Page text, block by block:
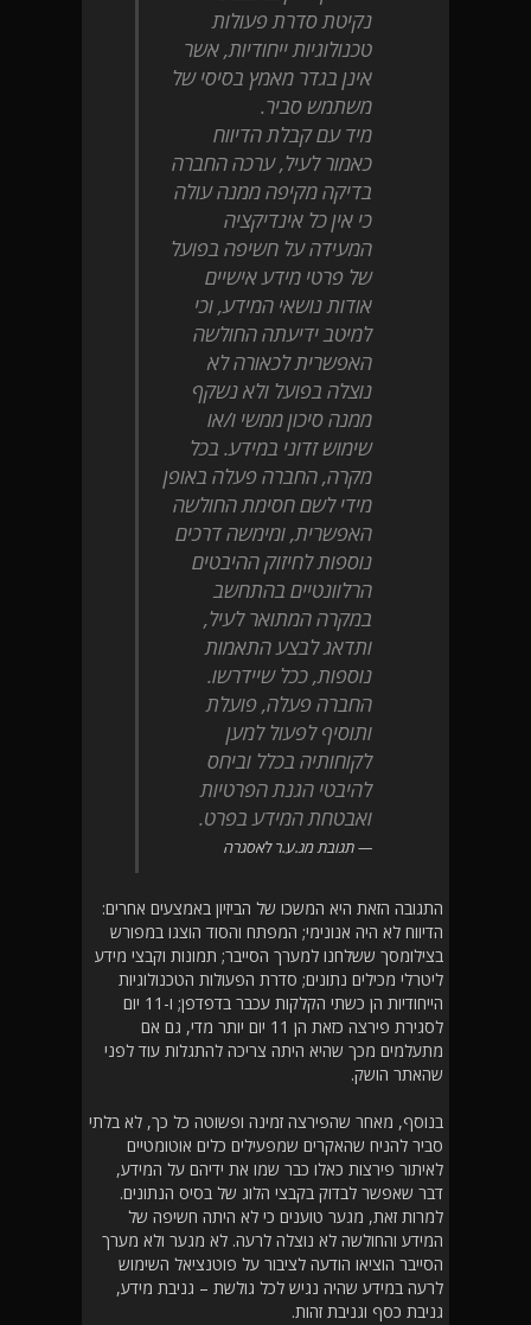
נקיטת סדרת פעולות
טכנולוגיות ייחודיות, אשר
אינן בגדר מאמץ בסיסי של
משתמש סביר.
מיד עם קבלת הדיווח
כאמור לעיל, ערכה החברה
בדיקה מקיפה ממנה עולה
כי אין כל אינדיקציה
המעידה על חשיפה בפועל
של פרטי מידע אישיים
אודות נושאי המידע, וכי
למיטב ידיעתה החולשה
האפשרית לכאורה לא
נוצלה בפועל ולא נשקף
ממנה סיכון ממשי ו/או
שימוש זדוני במידע. בכל
מקרה, החברה פעלה באופן
מידי לשם חסימת החולשה
האפשרית, ומימשה דרכים
נוספות לחיזוק ההיבטים
הרלוונטיים בהתחשב
במקרה המתואר לעיל,
ותדאג לבצע התאמות
נוספות, ככל שיידרשו.
החברה פעלה, פועלת
ותוסיף לפעול למען
לקוחותיה בכלל וביחס
להיבטי הגנת הפרטיות
ואבטחת המידע בפרט.
תגובת מג.ע.ר לאסגרה
התגובה הזאת היא המשכו של הביזיון באמצעים אחרים:
הדיווח לא היה אנונימי; המפתח והסוד הוצגו במפורש
בצילומסך ששלחנו למערך הסייבר; תמונות וקבצי מידע
ליטרלי מכילים נתונים; סדרת הפעולות הטכנולוגיות
הייחודיות הן כשתי הקלקות עכבר בדפדפן; ו-11 יום
לסגירת פירצה כזאת הן 11 יום יותר מדי, גם אם
מתעלמים מכך שהיא היתה צריכה להתגלות עוד לפני
שהאתר הושק.
בנוסף, מאחר שהפירצה זמינה ופשוטה כל כך, לא בלתי
סביר להניח שהאקרים שמפעילים כלים אוטומטיים
לאיתור פירצות כאלו כבר שמו את ידיהם על המידע,
דבר שאפשר לבדוק בקבצי הלוג של בסיס הנתונים.
למרות זאת, מגער טוענים כי לא היתה חשיפה של
המידע והחולשה לא נוצלה לרעה. לא מגער ולא מערך
הסייבר הוציאו הודעה לציבור על פוטנציאל השימוש
לרעה במידע שהיה נגיש לכל גולשת – גניבת מידע,
גניבת כסף וגניבת זהות.